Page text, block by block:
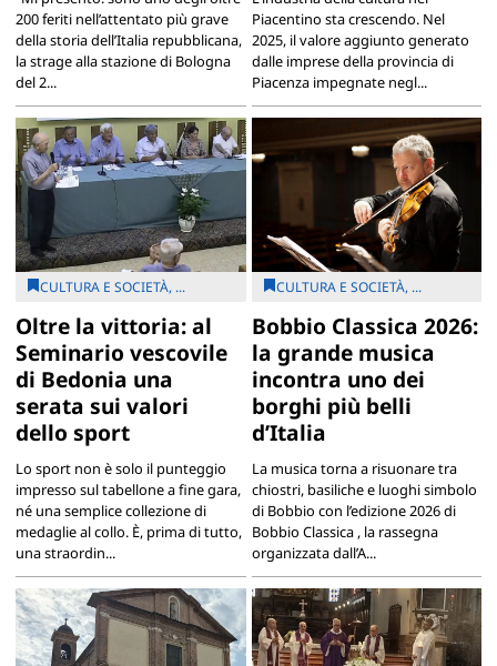
200 feriti nell’attentato più grave
della storia dell’Italia repubblicana,
la strage alla stazione di Bologna
del 2...
Piacentino sta crescendo. Nel
2025, il valore aggiunto generato
dalle imprese della provincia di
Piacenza impegnate negl...
CULTURA E SOCIETÀ, ...
Oltre la vittoria: al
Seminario vescovile
di Bedonia una
serata sui valori
dello sport
Lo sport non è solo il punteggio
impresso sul tabellone a fine gara,
né una semplice collezione di
medaglie al collo. È, prima di tutto,
una straordin...
CULTURA E SOCIETÀ, ...
Bobbio Classica 2026:
la grande musica
incontra uno dei
borghi più belli
d’Italia
La musica torna a risuonare tra
chiostri, basiliche e luoghi simbolo
di Bobbio con l’edizione 2026 di
Bobbio Classica , la rassegna
organizzata dall’A...